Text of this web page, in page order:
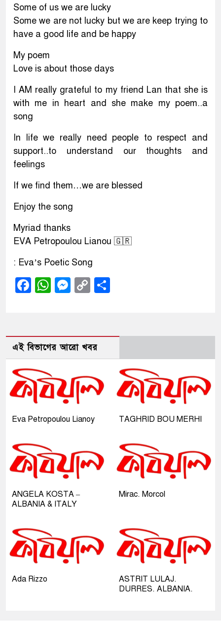
Some of us we are lucky
Some we are not lucky but we are keep trying to
have a good life and be happy
My poem
Love is about those days
I AM really grateful to my friend Lan that she is
with me in heart and she make my poem..a
song
In life we really need people to respect and
support..to understand our thoughts and
feelings
If we find them…we are blessed
Enjoy the song
Myriad thanks
EVA Petropoulou Lianou 🇬🇷
: Eva’s Poetic Song
Facebook
WhatsApp
Messenger
Copy
এই বিভাগের আরো খবর
Eva Petropoulou Lianoy TAGHRID BOU MERHI
ANGELA KOSTA –
ALBANIA & ITALY
Mirac. Morcol
Ada Rizzo
ASTRIT LULAJ.
DURRES. ALBANIA.